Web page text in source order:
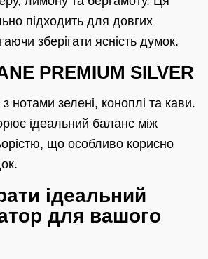
підходить для довгих
зберігати ясність думок.
PREMIUM SILVER
нотами зелені, коноплі та кави.
ідеальний баланс між
що особливо корисно
ідеальний
для вашого